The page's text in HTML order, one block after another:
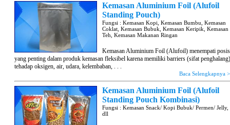
Kemasan Aluminium Foil (Alufoil
Standing Pouch)
Fungsi : Kemasan Kopi, Kemasan Bumbu, Kemasan
Coklat, Kemasan Bubuk, Kemasan Keripik, Kemasan
Teh, Kemasan Makanan Ringan
Kemasan Aluminium Foil (Alufoil) menempati
yang penting dalam produk kemasan fleksibel karena memiliki barriers (sifat
tehadap oksigen, air, udara, kelembaban, . . .
Baca Selengkapnya
Kemasan Aluminium Foil (Alufoil
Standing Pouch Kombinasi)
Fungsi : Kemasan Snack/ Kopi Bubuk/ Permen/ Jelly,
dll